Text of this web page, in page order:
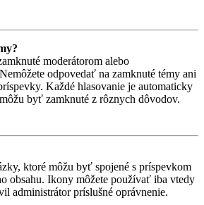
moderátorom alebo
odpovedať na zamknuté témy ani
Každé hlasovanie je automaticky
byť zamknuté z rôznych dôvodov.
ktoré môžu byť spojené s príspevkom
obsahu. Ikony môžete používať iba vtedy
administrátor príslušné oprávnenie.